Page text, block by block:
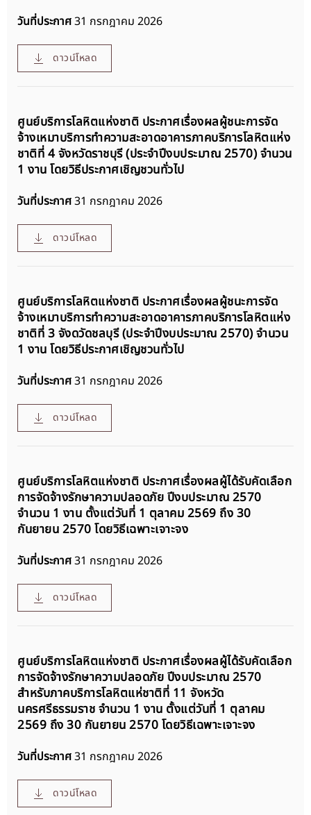
วันที่ประกาศ31 กรกฎาคม 2026
ดาวน์โหลด
ศูนย์บริการโลหิตแห่งชาติ ประกาศเรื่องผลผู้ชนะการจัด
จ้างเหมาบริการทำความสะอาดอาคารภาคบริการโลหิตแห่ง
ชาติที่ 4 จังหวัดราชบุรี (ประจำปีงบประมาณ 2570) จำนวน
1 งาน โดยวิธีประกาศเชิญชวนทั่วไป
วันที่ประกาศ31 กรกฎาคม 2026
ดาวน์โหลด
ศูนย์บริการโลหิตแห่งชาติ ประกาศเรื่องผลผู้ชนะการจัด
จ้างเหมาบริการทำความสะอาดอาคารภาคบริการโลหิตแห่ง
ชาติที่ 3 จังดวัดชลบุรี (ประจำปีงบประมาณ 2570) จำนวน
1 งาน โดยวิธีประกาศเชิญชวนทั่วไป
วันที่ประกาศ31 กรกฎาคม 2026
ดาวน์โหลด
ศูนย์บริการโลหิตแห่งชาติ ประกาศเรื่องผลผู้ได้รับคัดเลือก
การจัดจ้างรักษาความปลอดภัย ปีงบประมาณ 2570
จำนวน 1 งาน ตั้งแต่วันที่ 1 ตุลาคม 2569 ถึง 30
กันยายน 2570 โดยวิธีเฉพาะเจาะจง
วันที่ประกาศ31 กรกฎาคม 2026
ดาวน์โหลด
ศูนย์บริการโลหิตแห่งชาติ ประกาศเรื่องผลผู้ได้รับคัดเลือก
การจัดจ้างรักษาความปลอดภัย ปีงบประมาณ 2570
สำหรับภาคบริการโลหิตแห่ชาติที่ 11 จังหวัด
นครศรีธรรมราช จำนวน 1 งาน ตั้งแต่วันที่ 1 ตุลาคม
2569 ถึง 30 กันยายน 2570 โดยวิธีเฉพาะเจาะจง
วันที่ประกาศ31 กรกฎาคม 2026
ดาวน์โหลด